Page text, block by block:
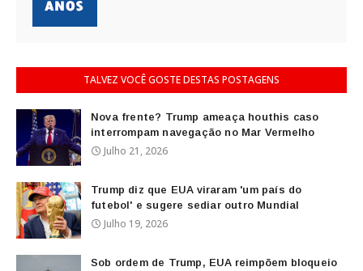
TALVEZ VOCÊ GOSTE DESTAS POSTAGENS
Nova frente? Trump ameaça houthis caso
interrompam navegação no Mar Vermelho
Julho 21, 2026
Trump diz que EUA viraram 'um país do
futebol' e sugere sediar outro Mundial
Julho 19, 2026
Sob ordem de Trump, EUA reimpõem bloqueio